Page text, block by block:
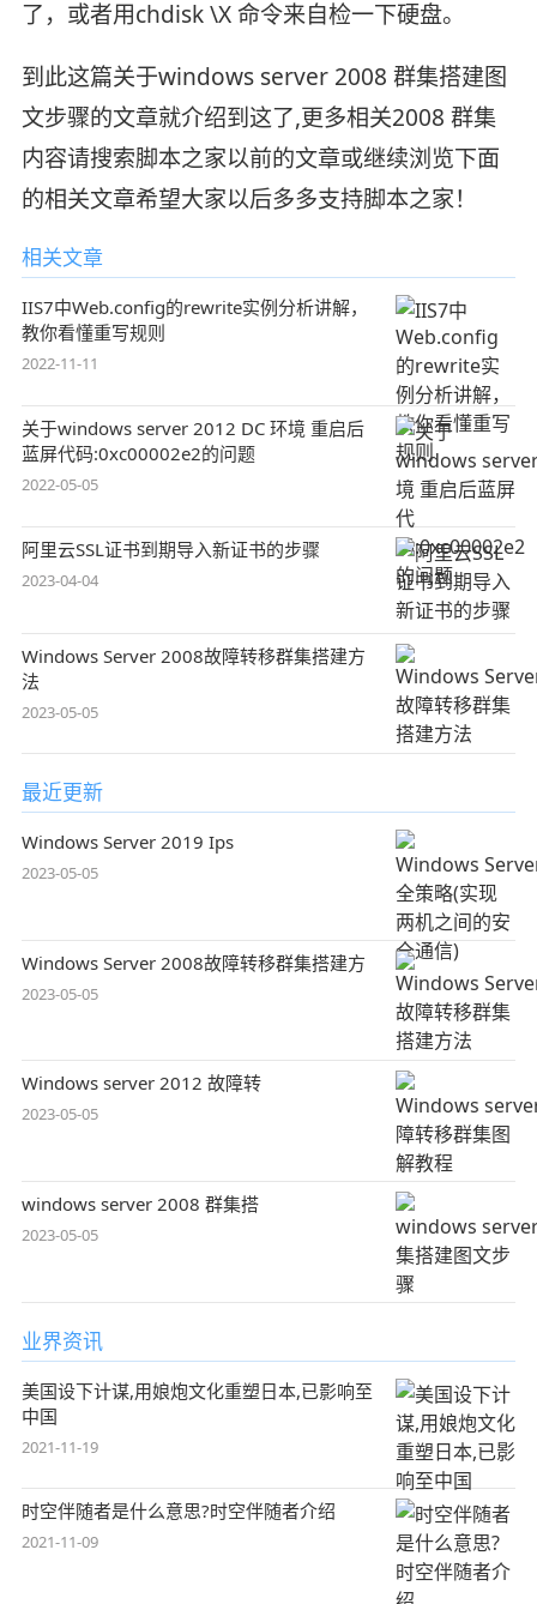
了，或者用chdisk \X 命令来自检一下硬盘。
到此这篇关于windows server 2008 群集搭建图
文步骤的文章就介绍到这了,更多相关2008 群集
内容请搜索脚本之家以前的文章或继续浏览下面
的相关文章希望大家以后多多支持脚本之家！
相关文章
IIS7中Web.config的rewrite实例分析讲解，
教你看懂重写规则
2022-11-11
关于windows server 2012 DC 环境 重启后
蓝屏代码:0xc00002e2的问题
2022-05-05
阿里云SSL证书到期导入新证书的步骤
2023-04-04
Windows Server 2008故障转移群集搭建方
法
2023-05-05
最近更新
Windows Server 2019 Ips
2023-05-05
Windows Server 2008故障转移群集搭建方
2023-05-05
Windows server 2012 故障转
2023-05-05
windows server 2008 群集搭
2023-05-05
业界资讯
美国设下计谋,用娘炮文化重塑日本,已影响至
中国
2021-11-19
时空伴随者是什么意思?时空伴随者介绍
2021-11-09